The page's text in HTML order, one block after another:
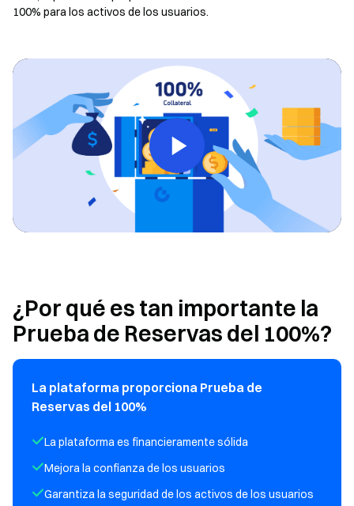
100% para los activos de los usuarios.
¿Por qué es tan importante la
Prueba de Reservas del 100%?
La plataforma proporciona Prueba de
Reservas del 100%
La plataforma es financieramente sólida
Mejora la confianza de los usuarios
Garantiza la seguridad de los activos de los usuarios